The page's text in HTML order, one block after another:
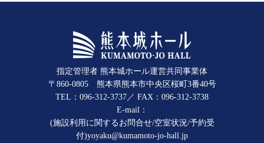
指定管理者 熊本城ホール運営共同事業体
〒860-0805 熊本県熊本市中央区桜町3番40号
TEL：096-312-3737／ FAX：096-312-3738
E-mail：
(施設利用に関するお問合せ/空室状況/予約受
付)yoyaku@kumamoto-jo-hall.jp